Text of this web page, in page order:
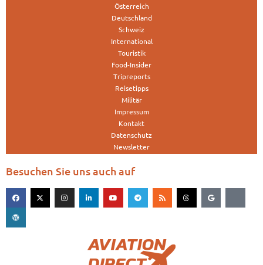
Österreich
Deutschland
Schweiz
International
Touristik
Food-Insider
Tripreports
Reisetipps
Militär
Impressum
Kontakt
Datenschutz
Newsletter
Besuchen Sie uns auch auf